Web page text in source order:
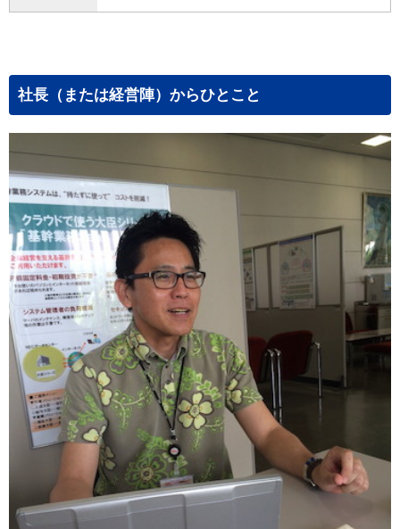
社長（または経営陣）からひとこと